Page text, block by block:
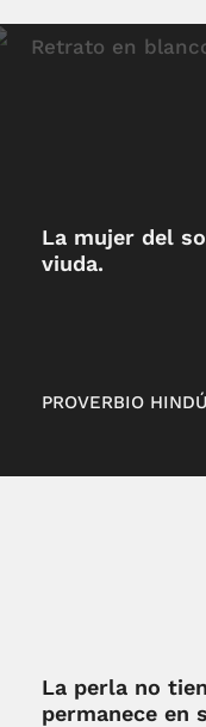
La mujer del
viuda.
PROVERBIO HINDÚ
La perla no
permanece en